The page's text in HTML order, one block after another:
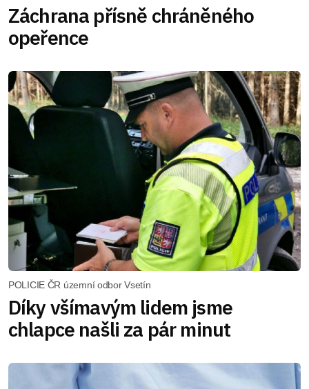
Záchrana přísně chráněného
opeřence
POLICIE ČR územní odbor Vsetín
Díky všímavým lidem jsme
chlapce našli za pár minut